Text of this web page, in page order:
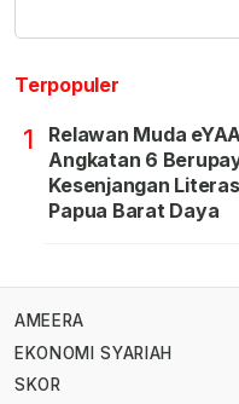
Terpopuler
1
Relawan Muda
Angkatan 6
Kesenjangan
Papua Barat Daya
AMEERA
EKONOMI SYARIAH
SKOR